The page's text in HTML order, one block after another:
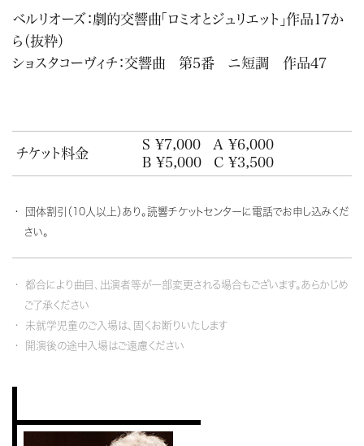
ベルリオーズ：劇的交響曲「ロミオとジュリエット」作品17か
ら（抜粋）
ショスタコーヴィチ：交響曲 第5番 ニ短調 作品47
チケット料金
S ¥7,000
A ¥6,000
B ¥5,000
C ¥3,500
団体割引（10人以上）あり。読響チケットセンターに電話でお申し込みくだ
さい。
都合により曲目、出演者等が一部変更される場合もございます。あらかじめ
ご了承ください
未就学児童のご入場は、固くお断りいたします
開演後の途中入場はご遠慮ください